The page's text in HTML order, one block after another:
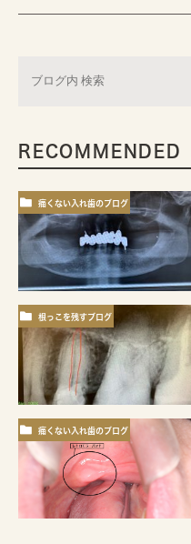
RECOMMENDED
痛くない入れ歯のブログ
根っこを残すブログ
痛くない入れ歯のブログ